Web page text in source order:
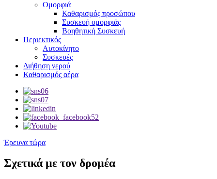
Ομορφιά
Καθαρισμός προσώπου
Συσκευή ομορφιάς
Βοηθητική Συσκευή
Περιεκτικός
Αυτοκίνητο
Συσκευές
Διήθηση νερού
Καθαρισμός αέρα
Έρευνα τώρα
Σχετικά με τον δρομέα